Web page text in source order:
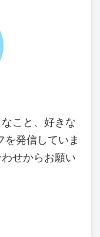
こと、好きな
を発信していま
せからお願い